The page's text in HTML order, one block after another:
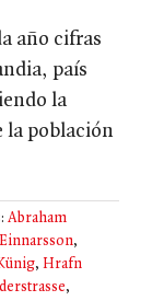
año cifras
país
la
la población
Abraham
,
, Hrafn
,